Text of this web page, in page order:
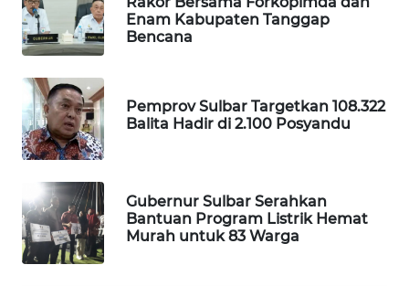
Enam Kabupaten Tanggap
Bencana
Pemprov Sulbar Targetkan 108.322
Balita Hadir di 2.100 Posyandu
Gubernur Sulbar Serahkan
Bantuan Program Listrik Hemat
Murah untuk 83 Warga
WAHANANEWS
WAHANANEWS
CO ID
WAHANANEWS
NET
WAHANA